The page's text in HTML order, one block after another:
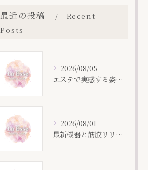
最近の投稿
Recent
Posts
2026/08/05
エステで実感する姿勢改善の秘密
2026/08/01
最新機器と筋膜リリースで叶える痩身ケアの効果